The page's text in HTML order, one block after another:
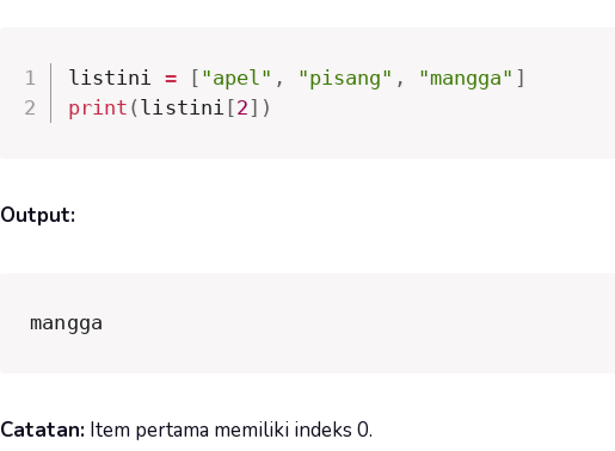
listini = [ "apel" , "pisang" , "mangga" ]
print ( listini [2 ] )
Output:
mangga
Catatan:Item pertama memiliki indeks 0.